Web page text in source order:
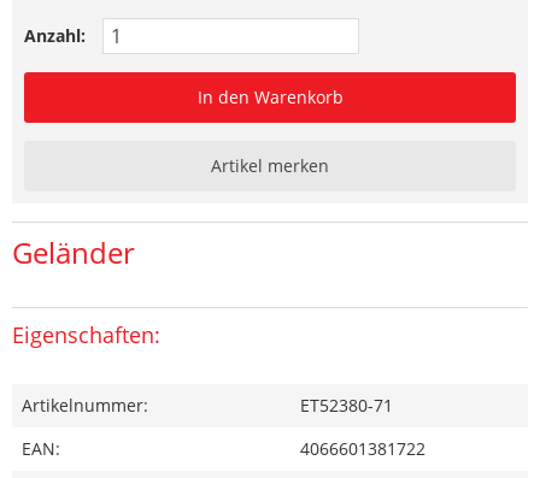
Anzahl:
In den Warenkorb
Artikel merken
Geländer
Eigenschaften:
Artikelnummer:
ET52380-71
EAN:
4066601381722